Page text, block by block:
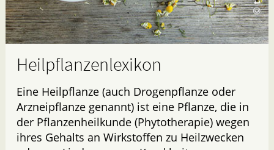
Heilpflanzenlexikon
Eine Heilpflanze (auch Drogenpflanze oder
Arzneipflanze genannt) ist eine Pflanze, die in
der Pflanzenheilkunde (Phytotherapie) wegen
ihres Gehalts an Wirkstoffen zu Heilzwecken